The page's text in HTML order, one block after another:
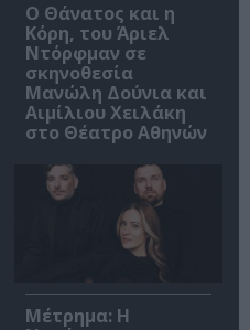
Ο Θάνατος και η
Κόρη, του Άριελ
Ντόρφμαν σε
σκηνοθεσία
Μανώλη Δούνια και
Αιμίλιου Χειλάκη
στο Θέατρο Αθηνών
Μέτρημα: Η